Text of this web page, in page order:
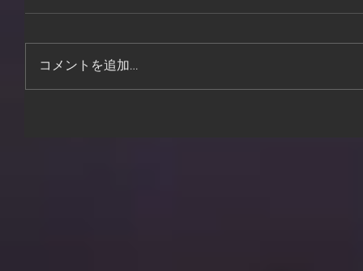
コメントを追加…